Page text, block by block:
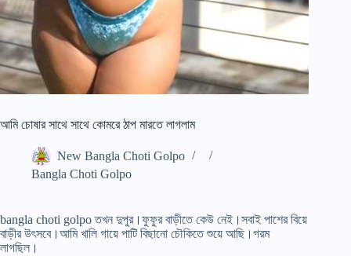
আমি চোষার সাথে সাথে কোমরে ঠাপ মারতে লাগলাম
New Bangla Choti Golpo
Bangla Choti Golpo
bangla choti golpo তখন দুপুর।ফুফুর বাড়ীতে কেউ নেই।সবাই পাশের বিয়ে
বাড়ীর উৎসবে।আমি খালি গায়ে পাটি বিছানো চৌকিতে শুয়ে আছি।গরম
লাগছিল।